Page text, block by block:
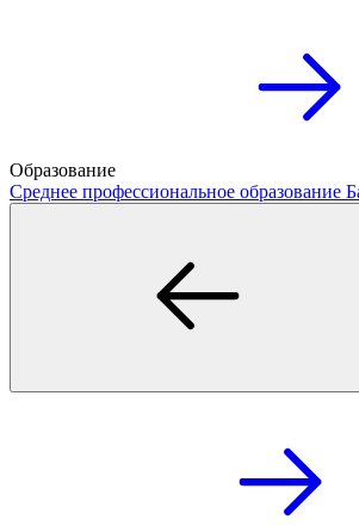
Образование
Среднее профессиональное образование